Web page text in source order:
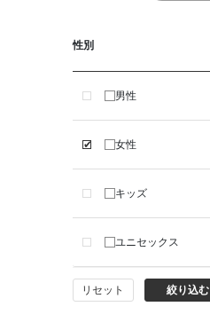
性別
男性
女性
キッズ
ユニセックス
リセット 絞り込む